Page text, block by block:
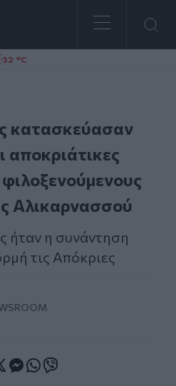
32 °C
κατασκεύασαν
αποκριάτικες
Αλικαρνασσού
ήταν η συνάντηση
τις Απόκριες